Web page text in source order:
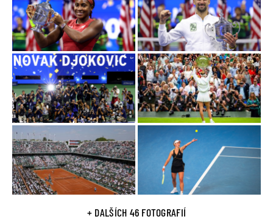
+ DALŠÍCH 46 FOTOGRAFIÍ